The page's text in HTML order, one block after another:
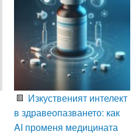
Изкуственият интелект
в здравеопазването: как
AI променя медицината